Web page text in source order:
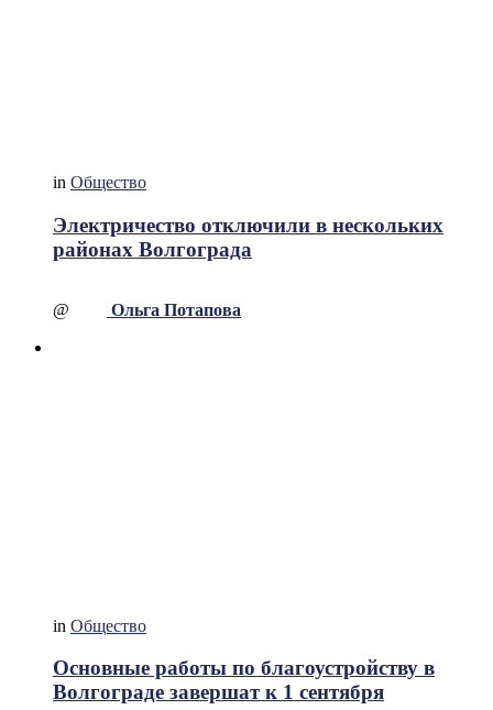
in Общество
Электричество отключили в нескольких
районах Волгограда
@ Ольга Потапова
in Общество
Основные работы по благоустройству в
Волгограде завершат к 1 сентября